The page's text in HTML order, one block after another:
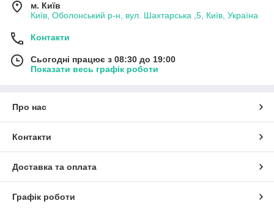
м. Київ
Київ, Оболонський р-н, вул. Шахтарська ,5, Київ, Україна
Контакти
Сьогодні працює з 08:30 до 19:00
Показати весь графік роботи
Про нас
Контакти
Доставка та оплата
Графік роботи